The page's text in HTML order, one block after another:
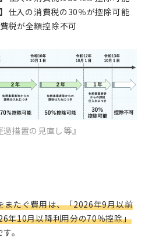
仕入の消費税の30％が控除可能
税が全額控除不可
措置の見直し等』
たぐ費用は、「2026年9月以前
年10月以降利用分の70％控除」
。